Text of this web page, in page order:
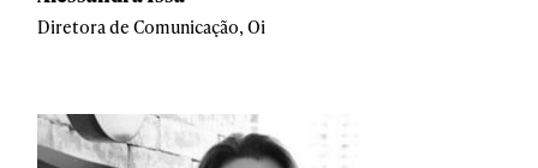
Diretora de Comunicação, Oi